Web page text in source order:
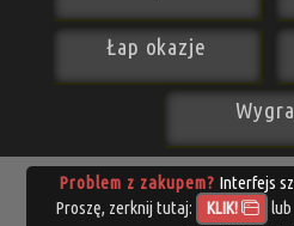
Łap okazje
Problem z zakupem? Interfejs
Proszę, zerknij tutaj:
KLIK!